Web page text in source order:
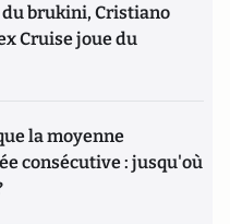
brukini, Cristiano
Cruise joue du
la moyenne
consécutive : jusqu'où